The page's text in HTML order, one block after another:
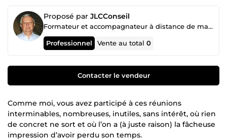
Proposé par JLCConseil
Formateur et accompagnateur à distance de manager
Professionnel Vente au total0
Contacter le vendeur
Comme moi, vous avez participé à ces réunions
interminables, nombreuses, inutiles, sans intérêt, où rien
de concret ne sort et où l’on a (à juste raison) la fâcheuse
impression d’avoir perdu son temps.